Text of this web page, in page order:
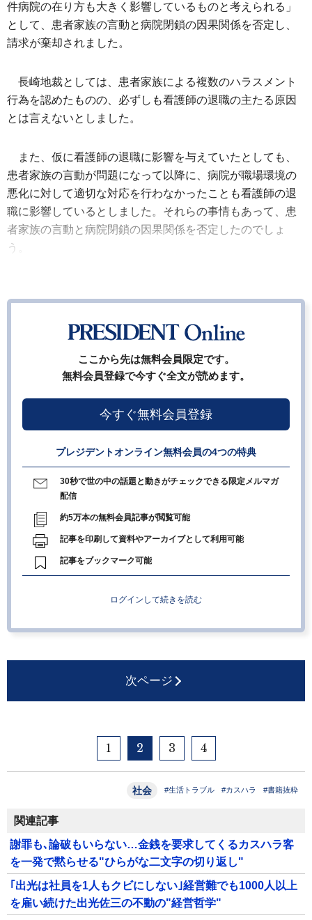
件病院の在り方も大きく影響しているものと考えられる」
として、患者家族の言動と病院閉鎖の因果関係を否定し、
請求が棄却されました。
長崎地裁としては、患者家族による複数のハラスメント
行為を認めたものの、必ずしも看護師の退職の主たる原因
とは言えないとしました。
また、仮に看護師の退職に影響を与えていたとしても、
患者家族の言動が問題になって以降に、病院が職場環境の
悪化に対して適切な対応を行わなかったことも看護師の退
職に影響しているとしました。それらの事情もあって、患
者家族の言動と病院閉鎖の因果関係を否定したのでしょ
う。
ここから先は無料会員限定です。
無料会員登録で今すぐ全文が読めます。
今すぐ無料会員登録
プレジデントオンライン無料会員の4つの特典
30秒で世の中の話題と動きがチェックできる限定メルマガ
配信
約5万本の無料会員記事が閲覧可能
記事を印刷して資料やアーカイブとして利用可能
記事をブックマーク可能
ログインして続きを読む
次ページ
1 2 3 4
社会 #生活トラブル #カスハラ #書籍抜粋
関連記事
謝罪も､論破もいらない…金銭を要求してくるカスハラ客
を一発で黙らせる"ひらがな二文字の切り返し"
｢出光は社員を1人もクビにしない｣経営難でも1000人以上
を雇い続けた出光佐三の不動の"経営哲学"